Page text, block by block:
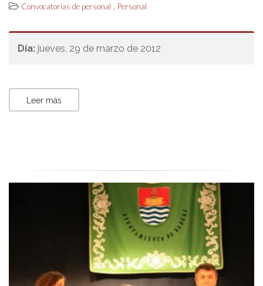
Convocatorias de personal , Personal
Día: jueves, 29 de marzo de 2012
Leer más